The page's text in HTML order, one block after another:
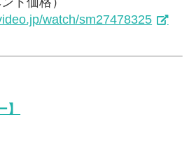
watch/sm27478325